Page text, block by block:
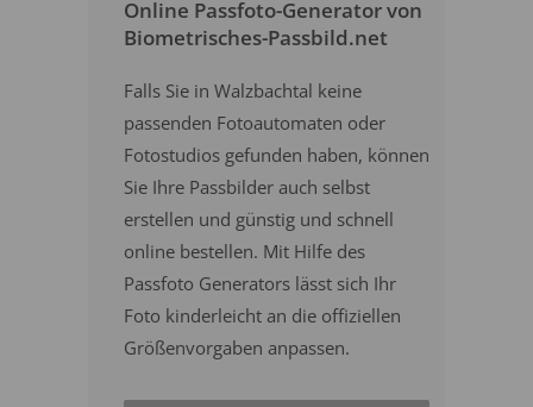
Online Passfoto-Generator von
Biometrisches-Passbild.net
Falls Sie in Walzbachtal keine
passenden Fotoautomaten oder
Fotostudios gefunden haben, können
Sie Ihre Passbilder auch selbst
erstellen und günstig und schnell
online bestellen. Mit Hilfe des
Passfoto Generators lässt sich Ihr
Foto kinderleicht an die offiziellen
Größenvorgaben anpassen.